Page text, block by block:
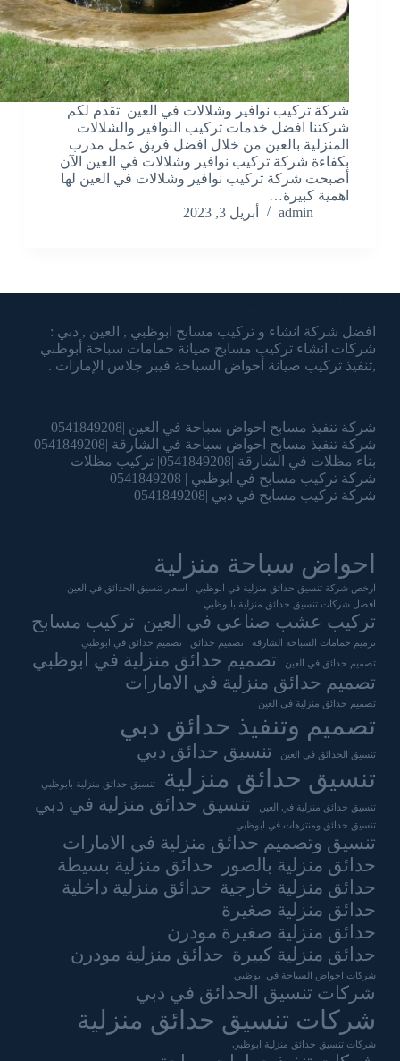
شركة تركيب نوافير وشلالات في العين تقدم لكم
شركتنا افضل خدمات تركيب النوافير والشلالات
المنزلية بالعين من خلال افضل فريق عمل مدرب
بكفاءة شركة تركيب نوافير وشلالات في العين الآن
أصبحت شركة تركيب نوافير وشلالات في العين لها
اهمية كبيرة…
admin
أبريل 3, 2023
افضل شركة انشاء و تركيب مسابح ابوظبي , العين , دبي :
شركات انشاء تركيب مسابح صيانة حمامات سباحة أبوظبي
,تنفيذ تركيب صيانة أحواض السباحة فيبر جلاس الإمارات .
شركة تنفيذ مسابح احواض سباحة في العين |0541849208
شركة تنفيذ مسابح احواض سباحة في الشارقة |0541849208
بناء مظلات في الشارقة |0541849208| تركيب مظلات
شركة تركيب مسابح في ابوظبي | 0541849208
شركة تركيب مسابح في دبي |0541849208
احواض سباحة منزلية
ارخص شركة تنسيق حدائق منزلية في ابوظبي
اسعار تنسيق الحدائق في العين
افضل شركات تنسيق حدائق منزلية بابوظبي
تركيب عشب صناعي في العين تركيب مسابح
ترميم حمامات السباحة الشارقة تصميم حدائق تصميم حدائق في ابوظبي
تصميم حدائق في العين
تصميم حدائق منزلية في ابوظبي
تصميم حدائق منزلية في الامارات
تصميم حدائق منزلية في العين
تصميم وتنفيذ حدائق دبي
تنسيق الحدائق في العين تنسيق حدائق دبي
تنسيق حدائق منزلية تنسيق حدائق منزلية بابوظبي
تنسيق حدائق منزلية في العين تنسيق حدائق منزلية في دبي
تنسيق حدائق ومنتزهات في ابوظبي
تنسيق وتصميم حدائق منزلية في الامارات
حدائق منزلية بالصور
حدائق منزلية بسيطة
حدائق منزلية خارجية حدائق منزلية داخلية
حدائق منزلية صغيرة
حدائق منزلية صغيرة مودرن
حدائق منزلية كبيرة حدائق منزلية مودرن
شركات احواض السباحة في ابوظبي
شركات تنسيق الحدائق في دبي
شركات تنسيق حدائق منزلية
شركات تنسيق حدائق منزلية ابوظبي